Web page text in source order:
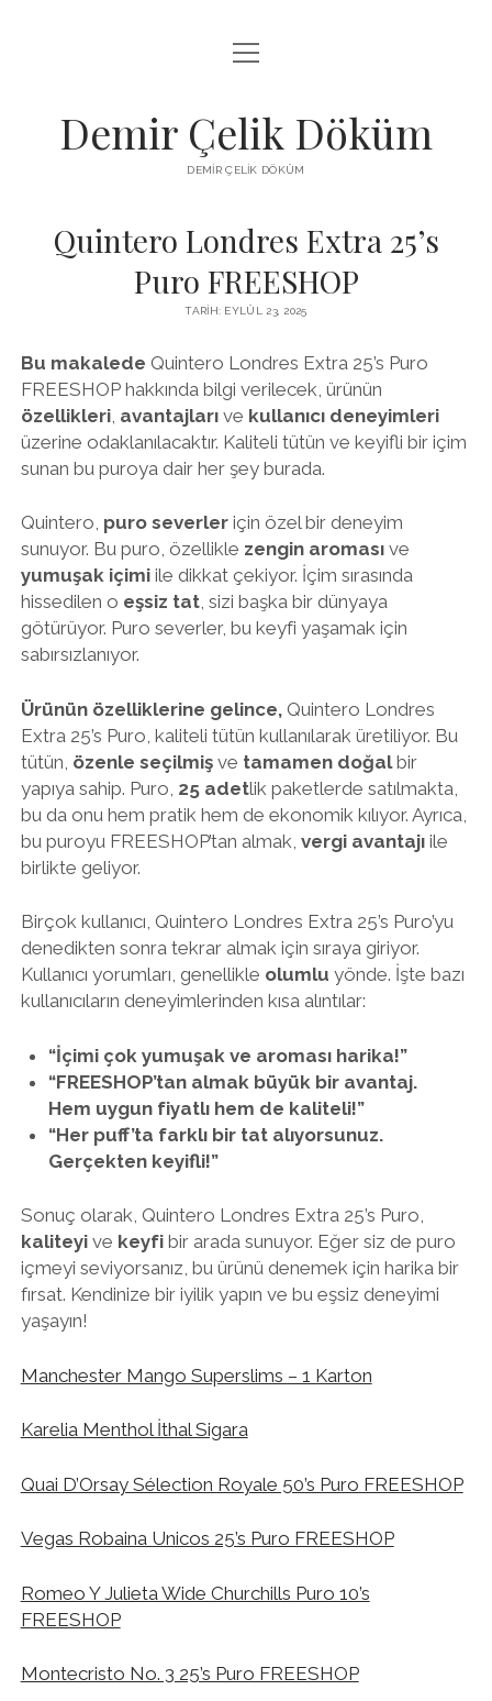
LISTE
ŞIFRESIZ INSTAGRAM BEĞENI KASMA
menüyü
aç
Demir Çelik Döküm
DEMIR ÇELIK DÖKÜM
Quintero Londres Extra 25’s
Puro FREESHOP
TARIH: EYLÜL 23, 2025
Bu makalede Quintero Londres Extra 25’s Puro
FREESHOP hakkında bilgi verilecek, ürünün
özellikleri, avantajlarıve kullanıcı deneyimleri
üzerine odaklanılacaktır. Kaliteli tütün ve keyifli bir içim
sunan bu puroya dair her şey burada.
Quintero, puro severleriçin özel bir deneyim
sunuyor. Bu puro, özellikle zengin aromasıve
yumuşak içimiile dikkat çekiyor. İçim sırasında
hissedilen o eşsiz tat, sizi başka bir dünyaya
götürüyor. Puro severler, bu keyfi yaşamak için
sabırsızlanıyor.
Ürünün özelliklerine gelince,Quintero Londres
Extra 25’s Puro, kaliteli tütün kullanılarak üretiliyor. Bu
tütün, özenle seçilmişve tamamen doğalbir
yapıya sahip. Puro, 25 adetlik paketlerde satılmakta,
bu da onu hem pratik hem de ekonomik kılıyor. Ayrıca,
bu puroyu FREESHOP’tan almak, vergi avantajıile
birlikte geliyor.
Birçok kullanıcı, Quintero Londres Extra 25’s Puro’yu
denedikten sonra tekrar almak için sıraya giriyor.
Kullanıcı yorumları, genellikle olumlu yönde. İşte bazı
kullanıcıların deneyimlerinden kısa alıntılar:
“İçimi çok yumuşak ve aroması harika!”
“FREESHOP’tan almak büyük bir avantaj.
Hem uygun fiyatlı hem de kaliteli!”
“Her puff’ta farklı bir tat alıyorsunuz.
Gerçekten keyifli!”
Sonuç olarak, Quintero Londres Extra 25’s Puro,
kaliteyive keyfibir arada sunuyor. Eğer siz de puro
içmeyi seviyorsanız, bu ürünü denemek için harika bir
fırsat. Kendinize bir iyilik yapın ve bu eşsiz deneyimi
yaşayın!
Manchester Mango Superslims – 1 Karton
Karelia Menthol İthal Sigara
Quai D’Orsay Sélection Royale 50’s Puro FREESHOP
Vegas Robaina Unicos 25’s Puro FREESHOP
Romeo Y Julieta Wide Churchills Puro 10’s
FREESHOP
Montecristo No. 3 25’s Puro FREESHOP